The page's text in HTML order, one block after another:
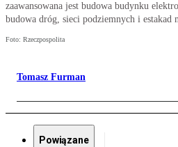
zaawansowana jest budowa budynku
budowa dróg, sieci podziemnych i estakad
Foto: Rzeczpospolita
Tomasz Furman
Powiązane